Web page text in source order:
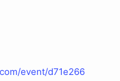
event/d71e266